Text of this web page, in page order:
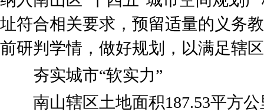
址符合相关要求，预留适量的义务
前研判学情，做好规划，以满足辖
夯实城市“软实力”
南山辖区土地面积187.53平方公